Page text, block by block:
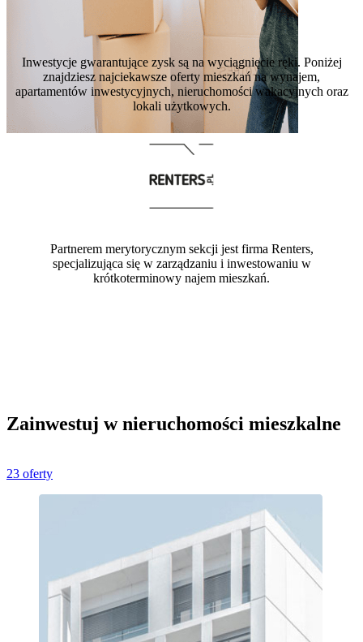
Inwestycje gwarantujące zysk są na wyciągnięcie ręki. Poniżej
znajdziesz najciekawsze oferty mieszkań na wynajem,
apartamentów inwestycyjnych, nieruchomości wakacyjnych oraz
lokali użytkowych.
Partnerem merytorycznym sekcji jest firma Renters,
specjalizująca się w zarządzaniu i inwestowaniu w
krótkoterminowy najem mieszkań.
Zainwestuj w nieruchomości mieszkalne
23 oferty